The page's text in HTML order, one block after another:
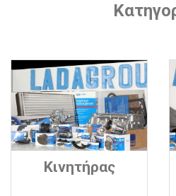
Κινητήρας